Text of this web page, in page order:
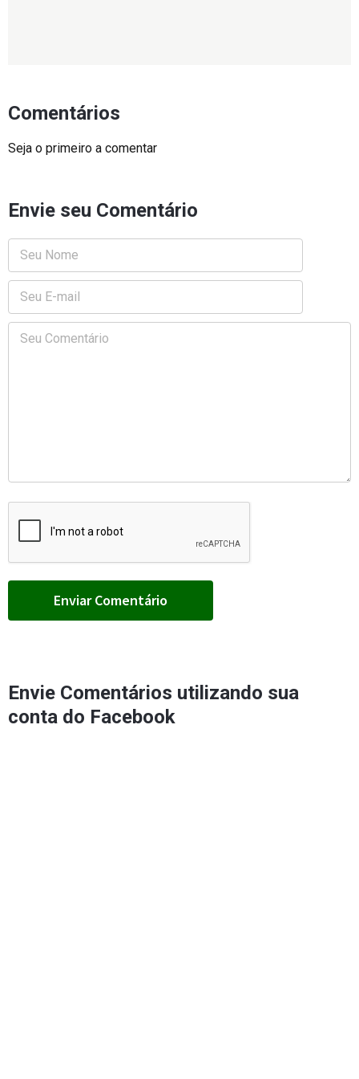
Comentários
Seja o primeiro a comentar
Envie seu Comentário
Envie Comentários utilizando sua
conta do Facebook